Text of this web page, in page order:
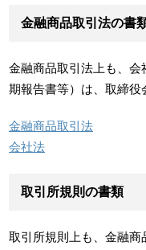
金融商品取引法の書
金融商品取引法上も、
期報告書等）は、取締役
金融商品取引法
会社法
取引所規則の書類
取引所規則上も、金融